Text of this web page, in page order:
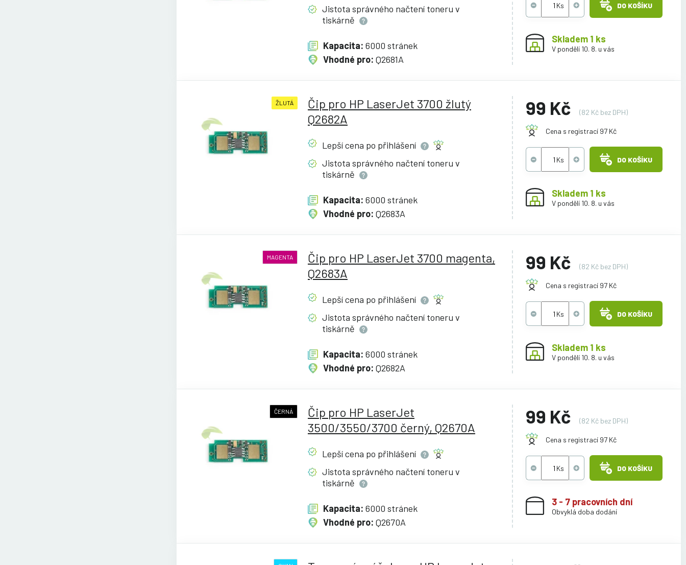
Jistota správného načtení toneru v
tiskárně
Kapacita: 6000 stránek
Vhodné pro: Q2681A
DO KOŠÍKU
Skladem 1 ks
V pondělí 10. 8. u vás
ŽLUTÁ
Čip pro HP LaserJet 3700 žlutý
Q2682A
Lepší cena po přihlášení
Jistota správného načtení toneru v
tiskárně
Kapacita: 6000 stránek
Vhodné pro: Q2683A
99 Kč (82 Kč bez DPH)
Cena s registrací 97 Kč
DO KOŠÍKU
Skladem 1 ks
V pondělí 10. 8. u vás
MAGENTA
Čip pro HP LaserJet 3700 magenta,
Q2683A
Lepší cena po přihlášení
Jistota správného načtení toneru v
tiskárně
Kapacita: 6000 stránek
Vhodné pro: Q2682A
99 Kč (82 Kč bez DPH)
Cena s registrací 97 Kč
DO KOŠÍKU
Skladem 1 ks
V pondělí 10. 8. u vás
ČERNÁ
Čip pro HP LaserJet
3500/3550/3700 černý, Q2670A
Lepší cena po přihlášení
Jistota správného načtení toneru v
tiskárně
Kapacita: 6000 stránek
Vhodné pro: Q2670A
99 Kč (82 Kč bez DPH)
Cena s registrací 97 Kč
DO KOŠÍKU
3 - 7 pracovních dní
Obvyklá doba dodání